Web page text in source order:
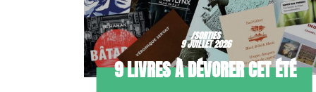
/SORTIES
9 JUILLET 2026
9 LIVRES À DÉVORER CET ÉTÉ